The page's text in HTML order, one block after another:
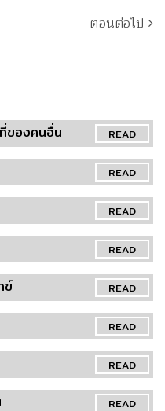
ตอนต่อไป
READ
ของคนอื่น
READ
READ
READ
READ
ข์
READ
READ
READ